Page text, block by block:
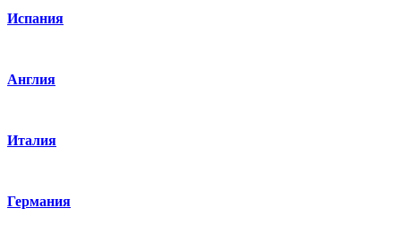
Испания
Англия
Италия
Германия